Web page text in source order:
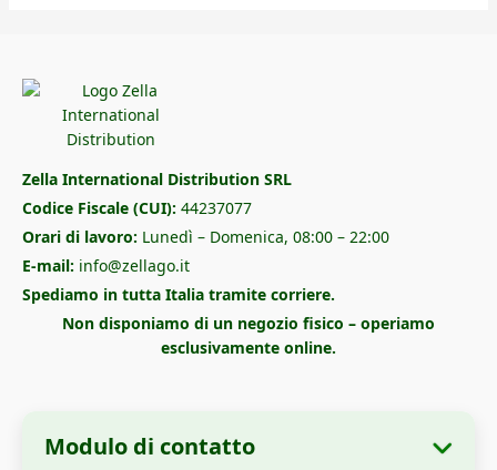
Zella International Distribution SRL
Codice Fiscale (CUI): 44237077
Orari di lavoro: Lunedì – Domenica, 08:00 – 22:00
E-mail: info@zellago.it
Spediamo in tutta Italia tramite corriere.
Non disponiamo di un negozio fisico – operiamo
esclusivamente online.
Modulo di contatto